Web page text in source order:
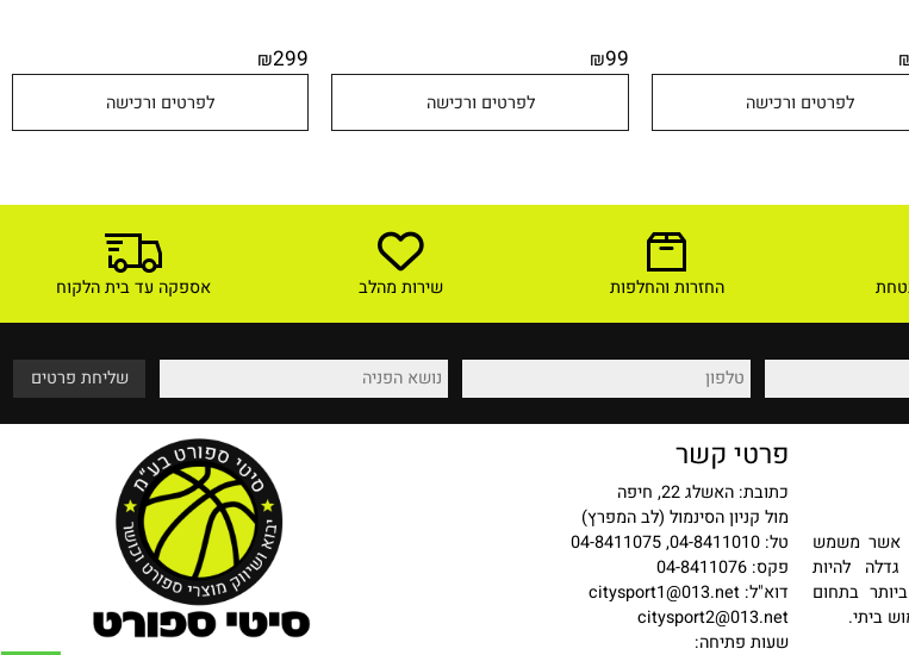
לפרטים ורכישה לפרטים ורכישה לפרטים ורכישה
החזרות והחלפות שירות מהלב אספקה עד בית הלקוח
פרטי קשר
כתובת: האשלג 22, חיפה
מול קניון הסינמול (לב המפרץ)